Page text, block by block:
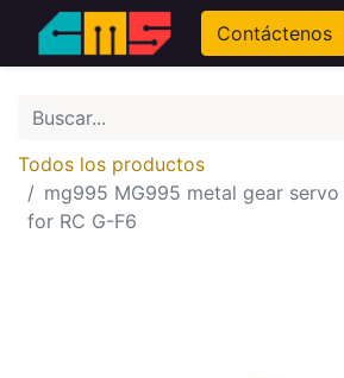
Contáctenos
Todos los productos
mg995 MG995 metal gear
for RC G-F6